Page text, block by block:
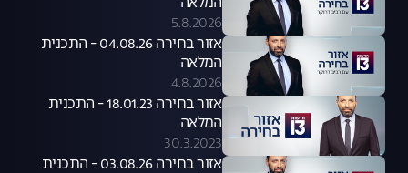
5.8.2026
אזור בחירה 04.08.26 - התכנית
המלאה
4.8.2026
אזור בחירה 18.01.23 - התכנית
המלאה
30.3.2023
אזור בחירה 03.08.26 - התכנית